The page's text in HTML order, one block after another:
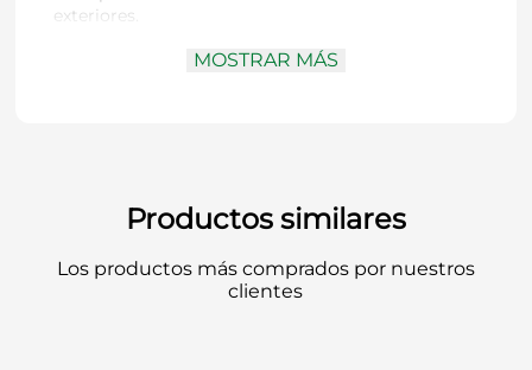
exteriores.
Secado:
Rápido al tacto
Aplicación:Aerosol a 25 cm de distancia,
Rendimiento:1,2 a 1,5 m² por envase
Uso recomendado:Metal, madera,
MOSTRAR MÁS
Productos similares
Los productos más comprados por nuestros
clientes